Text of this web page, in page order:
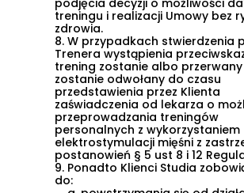
podjęcia decyzji o możliwości
treningu i realizacji Umowy bez
zdrowia.
8. W przypadkach stwierdzenia
Trenera wystąpienia
trening zostanie albo
zostanie odwołany do czasu
przedstawienia przez Klienta
zaświadczenia od lekarza o
przeprowadzania treningów
personalnych z wykorzystaniem
elektrostymulacji mięśni z
postanowień § 5 ust 8 i 12
9. Ponadto Klienci Studia
do: